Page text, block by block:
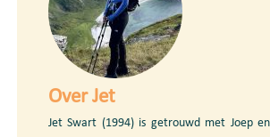
Over Jet
Jet Swart (1994) is getrouwd met Joep